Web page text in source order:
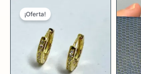
¡Oferta!
$ 3.290,00.
$ 2.390,00.